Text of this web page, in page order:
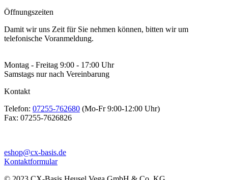
Öffnungszeiten
Damit wir uns Zeit für Sie nehmen können, bitten wir um
telefonische Voranmeldung.
Montag - Freitag 9:00 - 17:00 Uhr
Samstags nur nach Vereinbarung
Kontakt
Telefon: 07255-762680 (Mo-Fr 9:00-12:00 Uhr)
Fax: 07255-7626826
eshop@cx-basis.de
Kontaktformular